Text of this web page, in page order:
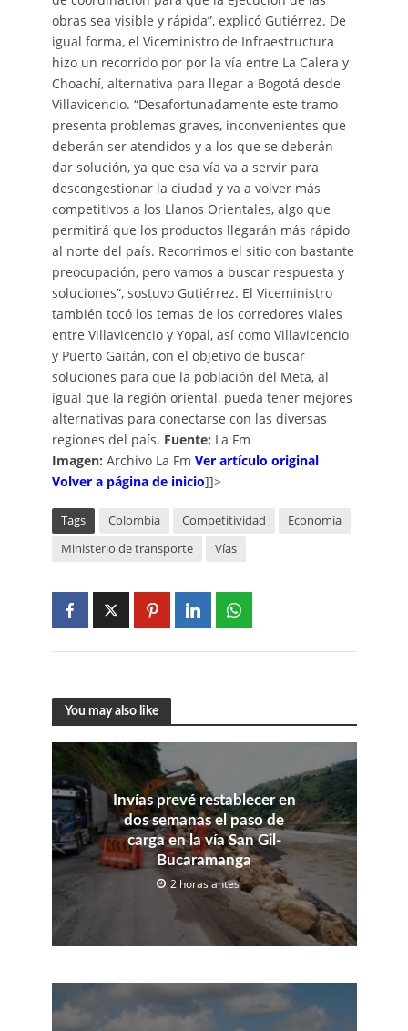
obras sea visible y rápida”, explicó Gutiérrez. De
igual forma, el Viceministro de Infraestructura
hizo un recorrido por por la vía entre La Calera y
Choachí, alternativa para llegar a Bogotá desde
Villavicencio. “Desafortunadamente este tramo
presenta problemas graves, inconvenientes que
deberán ser atendidos y a los que se deberán
dar solución, ya que esa vía va a servir para
descongestionar la ciudad y va a volver más
competitivos a los Llanos Orientales, algo que
permitirá que los productos llegarán más rápido
al norte del país. Recorrimos el sitio con bastante
preocupación, pero vamos a buscar respuesta y
soluciones”, sostuvo Gutiérrez. El Viceministro
también tocó los temas de los corredores viales
entre Villavicencio y Yopal, así como Villavicencio
y Puerto Gaitán, con el objetivo de buscar
soluciones para que la población del Meta, al
igual que la región oriental, pueda tener mejores
alternativas para conectarse con las diversas
regiones del país. Fuente: La Fm
Imagen: Archivo La Fm Ver artículo original
Volver a página de inicio]]>
Tags Colombia Competitividad
Economía
Ministerio de transporte
Vías
You may also like
Invías prevé restablecer en
dos semanas el paso de
carga en la vía San Gil-
Bucaramanga
2 horas antes